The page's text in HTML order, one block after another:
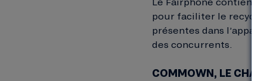
pour faciliter le
présentes dans
des concurrents.
COMMOWN, LE